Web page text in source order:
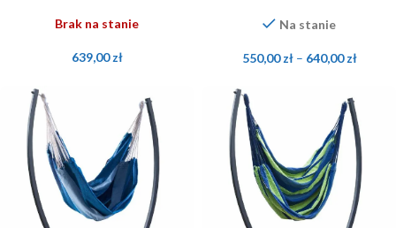
Brak na stanie
639,00zł
Na stanie
550,00zł – 640,00zł